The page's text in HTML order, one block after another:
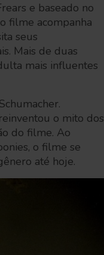
e baseado no
filme acompanha
seus
Mais de duas
mais influentes
o mito dos
do filme. Ao
o filme se
até hoje.